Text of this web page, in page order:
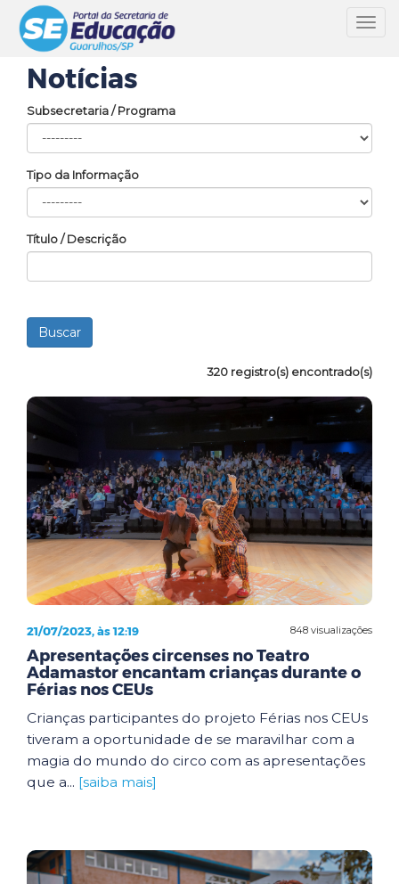
Notícias
Subsecretaria / Programa
Tipo da Informação
Título / Descrição
320 registro(s) encontrado(s)
848 visualizações
21/07/2023, às 12:19
Apresentações circenses no Teatro
Adamastor encantam crianças durante o
Férias nos CEUs
Crianças participantes do projeto Férias nos CEUs
tiveram a oportunidade de se maravilhar com a
magia do mundo do circo com as apresentações
que a... [saiba mais]